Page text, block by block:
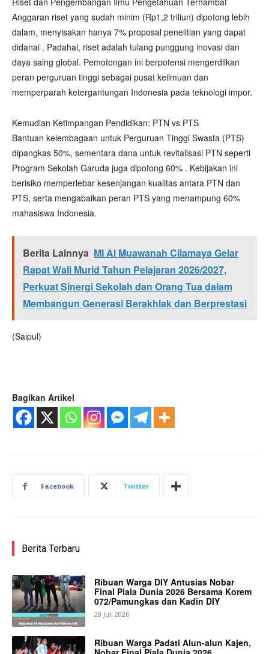
Anggaran riset yang sudah minim (Rp1,2 triliun) dipotong lebih
dalam, menyisakan hanya 7% proposal penelitian yang dapat
didanai . Padahal, riset adalah tulang punggung inovasi dan
daya saing global. Pemotongan ini berpotensi mengerdilkan
peran perguruan tinggi sebagai pusat keilmuan dan
memperparah ketergantungan Indonesia pada teknologi impor.
Kemudian Ketimpangan Pendidikan: PTN vs PTS
Bantuan kelembagaan untuk Perguruan Tinggi Swasta (PTS)
dipangkas 50%, sementara dana untuk revitalisasi PTN seperti
Program Sekolah Garuda juga dipotong 60% . Kebijakan ini
berisiko memperlebar kesenjangan kualitas antara PTN dan
PTS, serta mengabaikan peran PTS yang menampung 60%
mahasiswa Indonesia.
Berita Lainnya MI Al Muawanah Cilamaya Gelar
Rapat Wali Murid Tahun Pelajaran 2026/2027,
Perkuat Sinergi Sekolah dan Orang Tua dalam
Membangun Generasi Berakhlak dan Berprestasi
(Saipul)
Bagikan Artikel
Facebook Twitter
Berita Terbaru
Ribuan Warga DIY Antusias Nobar
Final Piala Dunia 2026 Bersama Korem
072/Pamungkas dan Kadin DIY
20 Juli 2026
Ribuan Warga Padati Alun-alun Kajen,